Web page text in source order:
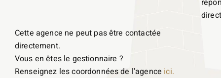
Cette agence ne peut pas être contactée
directement.
Vous en êtes le gestionnaire ?
Renseignez les coordonnées de l'agence ici.